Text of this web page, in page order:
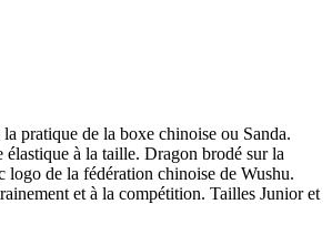
pratique de la boxe chinoise ou Sanda.
élastique à la taille. Dragon brodé sur la
logo de la fédération chinoise de Wushu.
et à la compétition. Tailles Junior et